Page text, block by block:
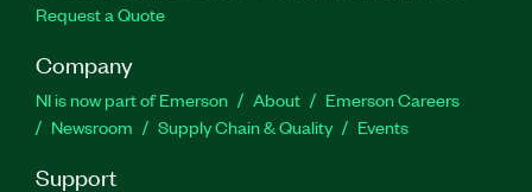
Request a Quote
Company
NI is now part of Emerson About
Emerson Careers
Newsroom
Supply Chain & Quality Events
Support